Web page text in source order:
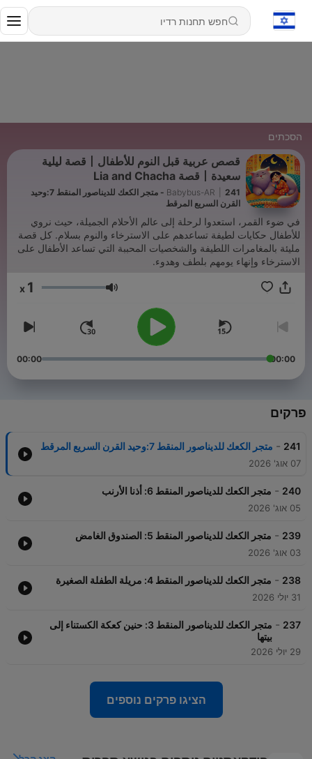
הסכתים
قصص عربية قبل النوم للأطفال丨قصة ليلية
سعيدة丨قصة Lia and Chacha
Babybus-AR
241 - متجر الكعك للديناصور المنقط 7:وحيد
القرن السريع المرقط
في ضوء القمر، استعدوا لرحلة إلى عالم الأحلام الجميلة، حيث نروي
للأطفال حكايات لطيفة تساعدهم على الاسترخاء والنوم بسلام. كل قصة
مليئة بالمغامرات اللطيفة والشخصيات المحببة التي تساعد الأطفال على
الاسترخاء وإنهاء يومهم بلطف وهدوء.
עוצמת שמע 1
00:00
00:00
פרקים
241
- متجر الكعك للديناصور المنقط 7:وحيد القرن السريع المرقط
07 אוג' 2026
240
- متجر الكعك للديناصور المنقط 6: أذنا الأرنب
05 אוג' 2026
239
- متجر الكعك للديناصور المنقط 5: الصندوق الغامض
03 אוג' 2026
238
- متجر الكعك للديناصور المنقط 4: مريلة الطفلة الصغيرة
31 יולי 2026
237
-
متجر الكعك للديناصور المنقط 3: حنين كعكة الكستناء إلى
بيتها
29 יולי 2026
הציגו פרקים נוספים